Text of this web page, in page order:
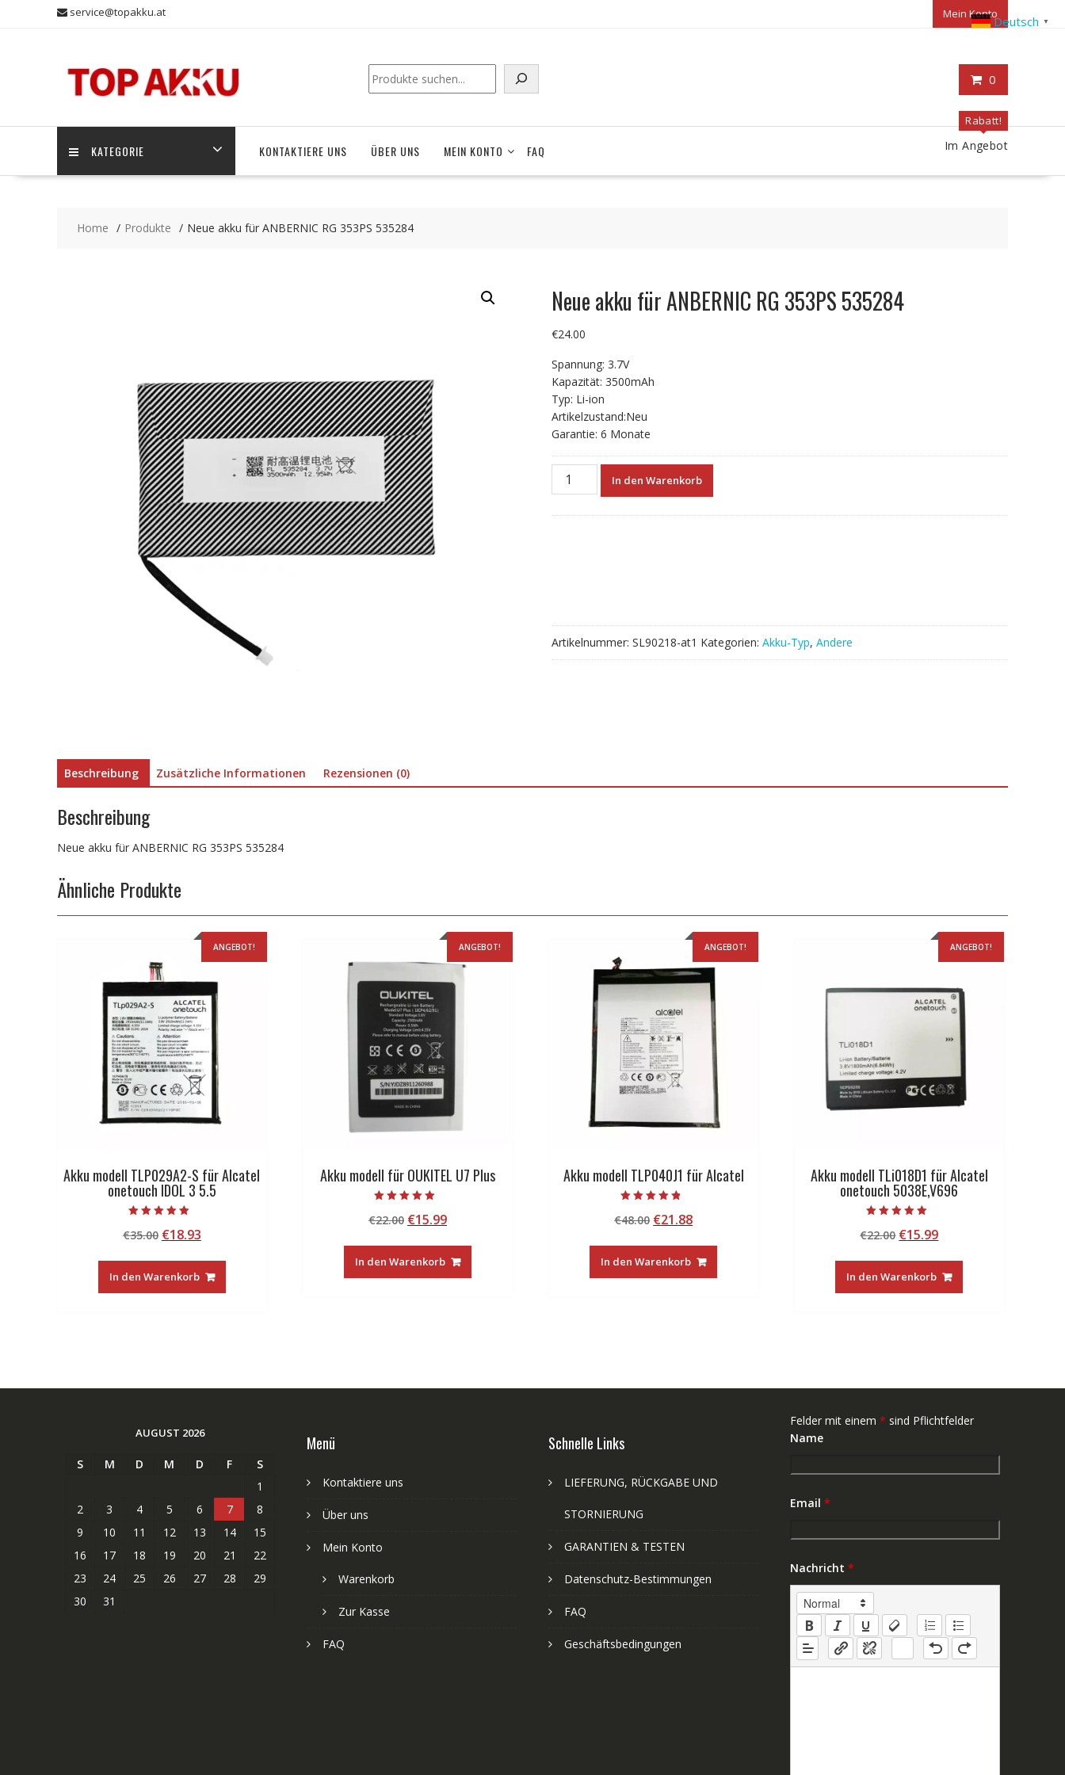
service@topakku.at Mein Konto
0
KATEGORIE KONTAKTIERE UNS ÜBER UNS MEIN KONTO FAQ
Rabatt!
Im Angebot
Home Produkte Neue akku für ANBERNIC RG 353PS 535284
Neue akku für ANBERNIC RG 353PS 535284
€24.00
Spannung: 3.7V
Kapazität: 3500mAh
Typ: Li-ion
Artikelzustand:Neu
Garantie: 6 Monate
Neue
In den Warenkorb
Artikelnummer: SL90218-at1 Kategorien: Akku-Typ, Andere
Beschreibung Zusätzliche Informationen Rezensionen (0)
Beschreibung
Neue akku für ANBERNIC RG 353PS 535284
Ähnliche Produkte
ANGEBOT!
Akku modell TLP029A2-S für Alcatel
onetouch IDOL 3 5.5
5.00
von 5
€35.00 Ursprünglicher
war:
€35.00
€18.93Aktueller
ist:
€18.93.
In den Warenkorb
ANGEBOT!
Akku modell für OUKITEL U7 Plus
5.00
von 5
€22.00 Ursprünglicher
war:
€22.00
€15.99Aktueller
ist:
€15.99.
In den Warenkorb
ANGEBOT!
Akku modell TLP040J1 für Alcatel
4.50
von 5
€48.00 Ursprünglicher
war:
€48.00
€21.88Aktueller
ist:
€21.88.
In den Warenkorb
ANGEBOT!
Akku modell TLi018D1 für Alcatel
onetouch 5038E,V696
5.00
von 5
€22.00 Ursprünglicher
war:
€22.00
€15.99Aktueller
ist:
€15.99.
In den Warenkorb
AUGUST 2026
S M D M D F
S
1
2
3 4 5 6 7
8
9
10 11 12 13 14
15
16
17 18 19 20 21
22
23
24 25 26 27 28
29
30
31
Menü
Kontaktiere uns
Über uns
Mein Konto
Warenkorb
Zur Kasse
FAQ
Schnelle Links
LIEFERUNG, RÜCKGABE UND
STORNIERUNG
GARANTIEN & TESTEN
Datenschutz-Bestimmungen
FAQ
Geschäftsbedingungen
Felder mit einem * sind Pflichtfelder
Name
Email *
Nachricht *
Deutsch ▼